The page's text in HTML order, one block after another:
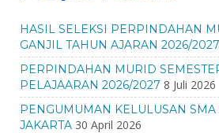
HASIL SELEKSI PERPINDAHAN
GANJIL TAHUN AJARAN 2026/2027
PERPINDAHAN MURID
PELAJAARAN 2026/2027 8 Juli 2026
PENGUMUMAN KELULUSAN
JAKARTA 30 April 2026